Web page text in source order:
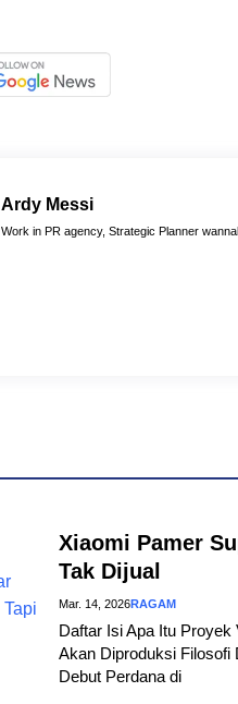
Ardy Messi
Work in PR agency, Strategic Planner
Xiaomi Pamer
Tak Dijual
Mar. 14, 2026RAGAM
Daftar Isi Apa Itu
Akan Diproduksi Filosofi
Debut Perdana di